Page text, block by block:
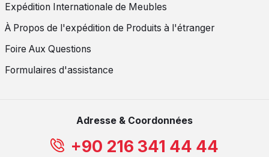
Expédition Internationale de Meubles
À Propos de l'expédition de Produits à l'étranger
Foire Aux Questions
Formulaires d'assistance
Adresse & Coordonnées
+90 216 341 44 44